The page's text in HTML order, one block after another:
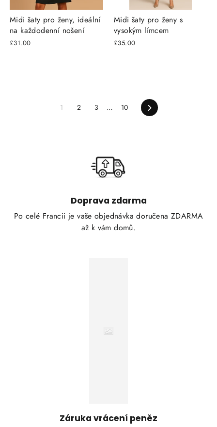
Midi šaty pro ženy, ideální
na každodenní nošení
£31.00
Midi šaty pro ženy s
vysokým límcem
£35.00
1 2 3 … 10 Další
Doprava zdarma
Po celé Francii je vaše objednávka doručena ZDARMA
až k vám domů.
Záruka vrácení peněz